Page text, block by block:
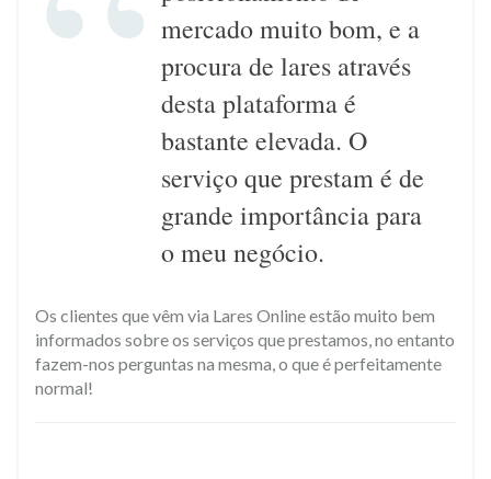
mercado muito bom, e a
procura de lares através
desta plataforma é
bastante elevada. O
serviço que prestam é de
grande importância para
o meu negócio.
Os clientes que vêm via Lares Online estão muito bem
informados sobre os serviços que prestamos, no entanto
fazem-nos perguntas na mesma, o que é perfeitamente
normal!